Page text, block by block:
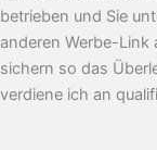
betrieben und Sie
anderen Werbe-Link
sichern so das
verdiene ich an